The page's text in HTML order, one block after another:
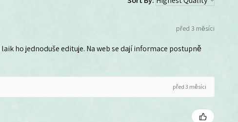
před 3 měsíci
ho jednoduše edituje. Na web se dají informace postupně
před 3 měsíci